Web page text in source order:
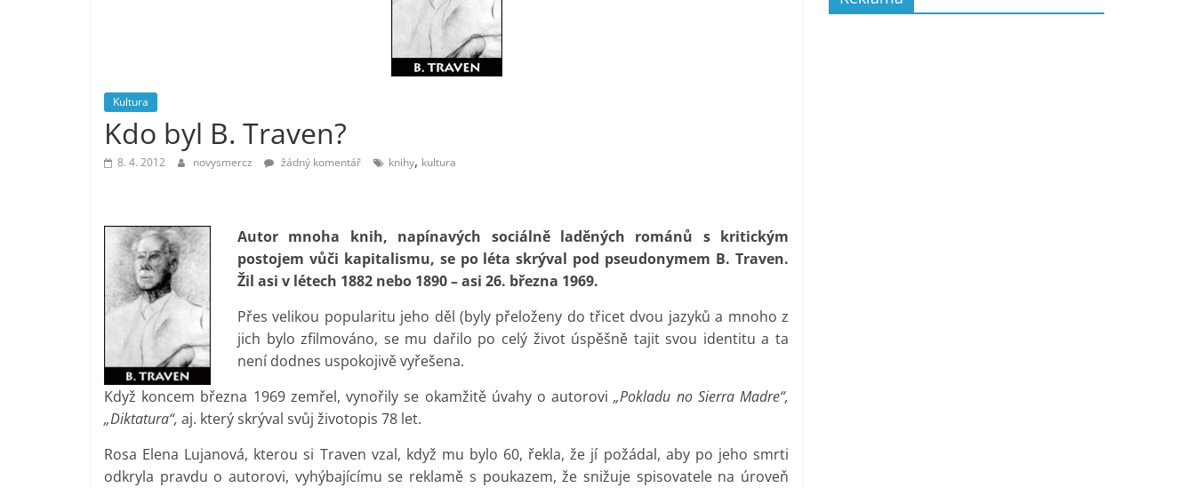
Kultura
Kdo byl B. Traven?
8. 4. 2012 novysmercz žádný komentář knihy, kultura
Autor mnoha knih, napínavých sociálně laděných románů s kritickým
postojem vůči kapitalismu, se po léta skrýval pod pseudonymem B. Traven.
Žil asi v létech 1882 nebo 1890 – asi 26. března 1969.
Přes velikou popularitu jeho děl (byly přeloženy do třicet dvou jazyků a mnoho z
jich bylo zfilmováno, se mu dařilo po celý život úspěšně tajit svou identitu a ta
není dodnes uspokojivě vyřešena.
Když koncem března 1969 zemřel, vynořily se okamžitě úvahy o autorovi„Pokladu no Sierra Madre“,
„Diktatura“, aj. který skrýval svůj životopis 78 let.
Rosa Elena Lujanová, kterou si Traven vzal, když mu bylo 60, řekla, že jí požádal, aby po jeho smrti
odkryla pravdu o autorovi, vyhýbajícímu se reklamě s poukazem, že snižuje spisovatele na úroveň